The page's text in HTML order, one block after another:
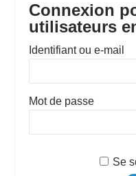
Connexion
utilisateurs
Identifiant ou e-mail
Mot de passe
Se